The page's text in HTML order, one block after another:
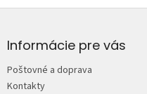
pInformácie pre vás
Poštovné a doprava
Kontakty